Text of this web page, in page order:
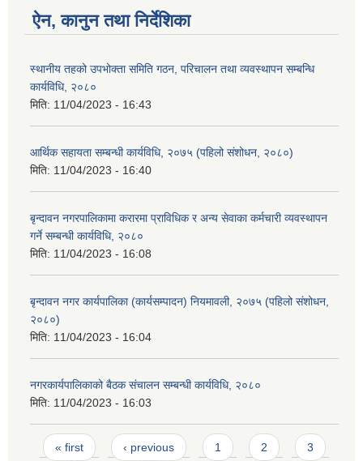
ऐन, कानुन तथा निर्देशिका
स्थानीय तहको उपभोक्ता समिति गठन, परिचालन तथा व्यवस्थापन सम्बन्धि
कार्यविधि, २०८०
मिति: 11/04/2023 - 16:43
आर्थिक सहायता सम्बन्धी कार्यविधि, २०७५ (पहिलो संशोधन, २०८०)
मिति: 11/04/2023 - 16:40
बृन्दावन नगरपालिकामा करारमा प्राविधिक र अन्य सेवाका कर्मचारी व्यवस्थापन
गर्ने सम्बन्धी कार्यविधि, २०८०
मिति: 11/04/2023 - 16:08
बृन्दावन नगर कार्यपालिका (कार्यसम्पादन) नियमावली, २०७५ (पहिलो संशोधन,
२०८०)
मिति: 11/04/2023 - 16:04
नगरकार्यपालिकाको बैठक संचालन सम्बन्धी कार्यविधि, २०८०
मिति: 11/04/2023 - 16:03
Pages
« first ‹ previous 1 2 3